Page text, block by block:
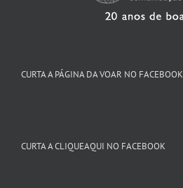
CURTA A PÁGINA DA VOAR NO FACEBOOK
CURTA A CLIQUEAQUI NO FACEBOOK